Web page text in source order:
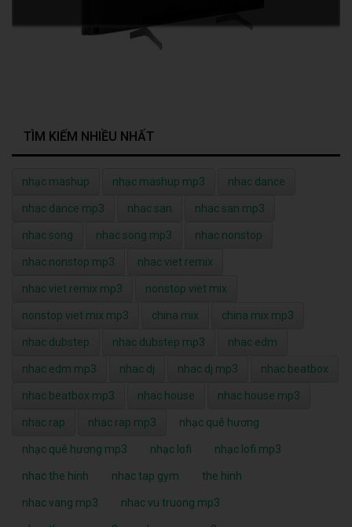
TÌM KIẾM NHIỀU NHẤT
nhạc mashup nhạc mashup mp3 nhac dance
nhac dance mp3 nhac san nhac san mp3
nhac song nhac song mp3 nhac nonstop
nhac nonstop mp3 nhac viet remix
nhac viet remix mp3 nonstop viet mix
nonstop viet mix mp3 china mix china mix mp3
nhac dubstep nhac dubstep mp3 nhac edm
nhac edm mp3 nhac dj nhac dj mp3 nhac beatbox
nhac beatbox mp3 nhac house nhac house mp3
nhac rap nhac rap mp3 nhạc quê hương
nhạc quê hương mp3 nhạc lofi nhạc lofi mp3
nhac the hinh nhac tap gym the hinh
nhac vang mp3 nhac vu truong mp3